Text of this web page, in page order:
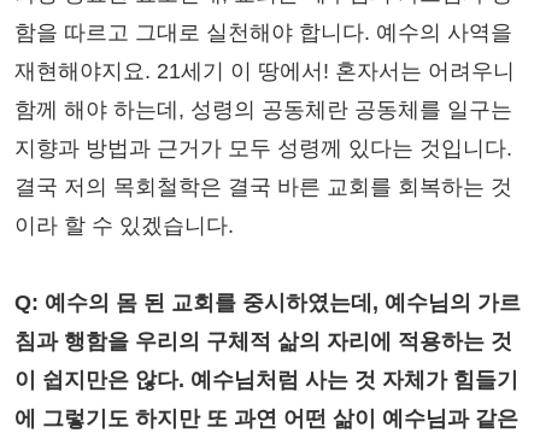
함을 따르고 그대로 실천해야 합니다. 예수의 사역을
재현해야지요. 21세기 이 땅에서! 혼자서는 어려우니
함께 해야 하는데, 성령의 공동체란 공동체를 일구는
지향과 방법과 근거가 모두 성령께 있다는 것입니다.
결국 저의 목회철학은 결국 바른 교회를 회복하는 것
이라 할 수 있겠습니다.
Q: 예수의 몸 된 교회를 중시하였는데, 예수님의 가르
침과 행함을 우리의 구체적 삶의 자리에 적용하는 것
이 쉽지만은 않다. 예수님처럼 사는 것 자체가 힘들기
에 그렇기도 하지만 또 과연 어떤 삶이 예수님과 같은